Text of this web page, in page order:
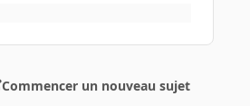
Commencer un nouveau sujet